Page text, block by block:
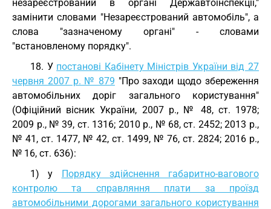
незареєстрований в органі Державтоінспекції,"
замінити словами "Незареєстрований автомобіль", а
слова "зазначеному органі" - словами
"встановленому порядку".
18. У постанові Кабінету Міністрів України від 27
червня 2007 р. № 879 "Про заходи щодо збереження
автомобільних доріг загального користування"
(Офіційний вісник України, 2007 р., № 48, ст. 1978;
2009 р., № 39, ст. 1316; 2010 р., № 68, ст. 2452; 2013 р.,
№ 41, ст. 1477, № 42, ст. 1499, № 76, ст. 2824; 2016 р.,
№ 16, ст. 636):
1) у Порядку здійснення габаритно-вагового
контролю та справляння плати за проїзд
автомобільними дорогами загального користування